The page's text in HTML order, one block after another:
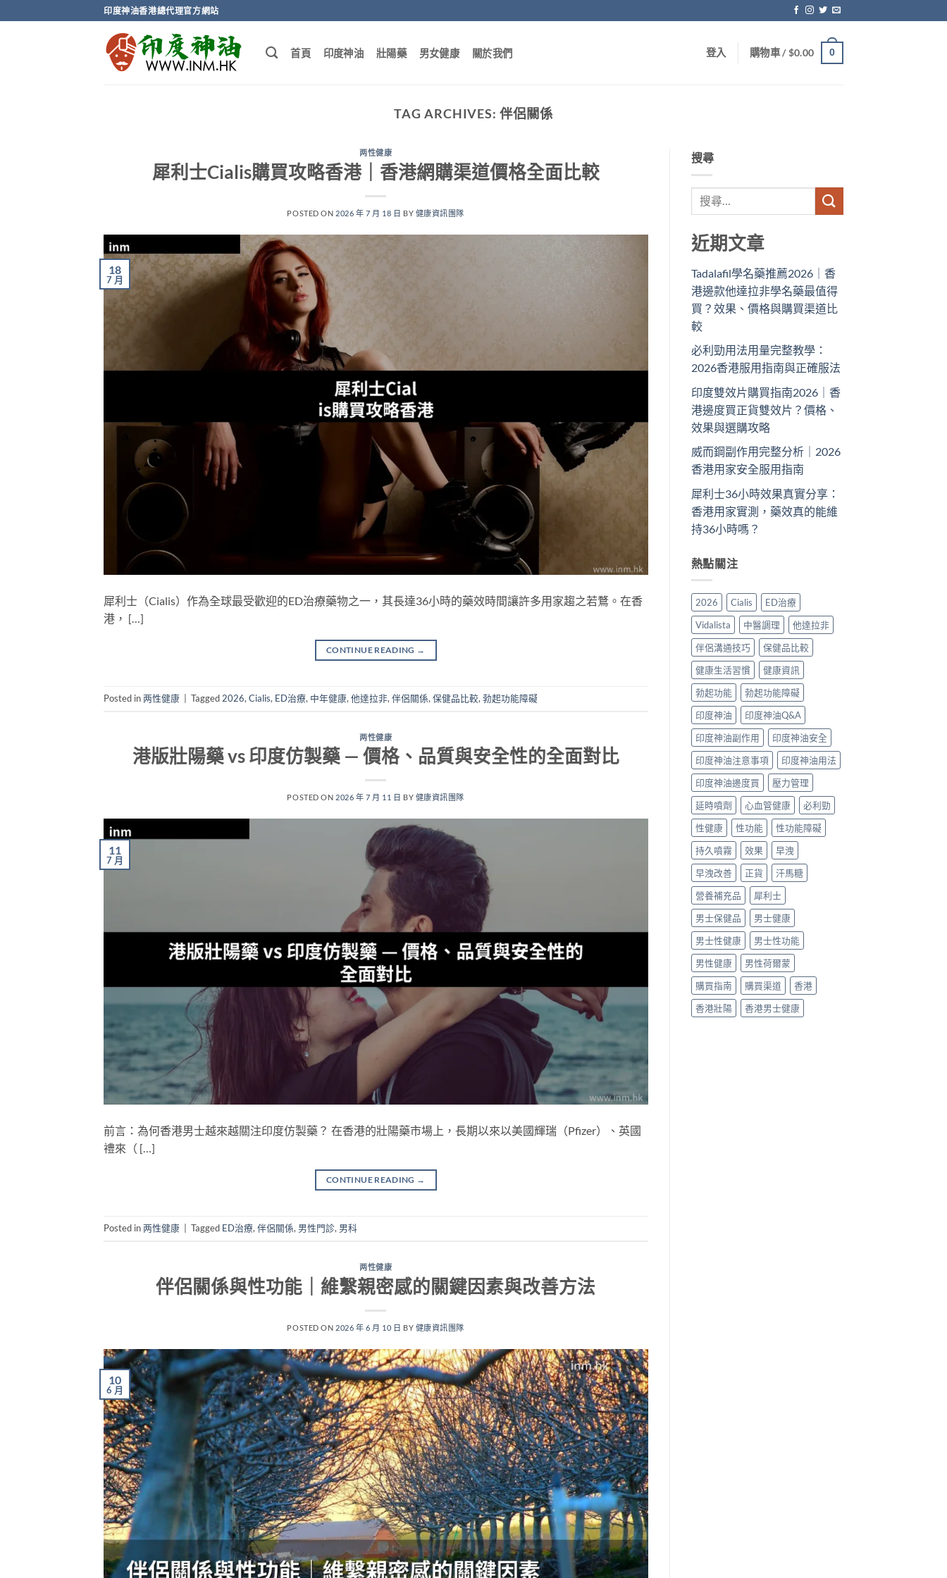
to
印度神油香港總代理官方網站
首頁 印度神油 壯陽藥 男女健康 關於我們 登入 購物車 /$0.00 0
TAG ARCHIVES:伴侶關係
两性健康
犀利士Cialis購買攻略香港｜香港網購渠道價格全面比較
POSTED ON 2026 年 7 月 18 日 BY 健康資訊團隊
18
7 月
犀利士（Cialis）作為全球最受歡迎的ED治療藥物之一，其長達36小時的藥效時間讓許多用家趨之若鶩。在香
港， […]
CONTINUE READING →
Posted in两性健康 Tagged 2026, Cialis, ED治療, 中年健康, 他達拉非, 伴侶關係, 保健品比較, 勃起功能障礙
两性健康
港版壯陽藥 vs 印度仿製藥 — 價格、品質與安全性的全面對比
POSTED ON 2026 年 7 月 11 日 BY 健康資訊團隊
11
7 月
前言：為何香港男士越來越關注印度仿製藥？ 在香港的壯陽藥市場上，長期以來以美國輝瑞（Pfizer）、英國
禮來（ […]
CONTINUE READING →
Posted in两性健康 Tagged ED治療,伴侶關係, 男性門診, 男科
两性健康
伴侶關係與性功能｜維繫親密感的關鍵因素與改善方法
POSTED ON 2026 年 6 月 10 日 BY 健康資訊團隊
10
6 月
搜尋
近期文章
Tadalafil學名藥推薦2026｜香
港邊款他達拉非學名藥最值得
買？效果、價格與購買渠道比
較
必利勁用法用量完整教學：
2026香港服用指南與正確服法
印度雙效片購買指南2026｜香
港邊度買正貨雙效片？價格、
效果與選購攻略
威而鋼副作用完整分析｜2026
香港用家安全服用指南
犀利士36小時效果真實分享：
香港用家實測，藥效真的能維
持36小時嗎？
熱點關注
2026 Cialis
ED治療
Vidalista
中醫調理
他達拉非
伴侶溝通技巧
保健品比較
健康生活習慣
健康資訊
勃起功能
勃起功能障礙
印度神油
印度神油Q&A
印度神油副作用
印度神油安全
印度神油注意事項
印度神油用法
印度神油邊度買
壓力管理
延時噴劑
心血管健康
必利勁
性健康
性功能
性功能障礙
持久噴霧
效果
早洩
早洩改善
正貨
汗馬糖
營養補充品
犀利士
男士保健品
男士健康
男士性健康
男士性功能
男性健康
男性荷爾蒙
購買指南
購買渠道
香港
香港壯陽
香港男士健康